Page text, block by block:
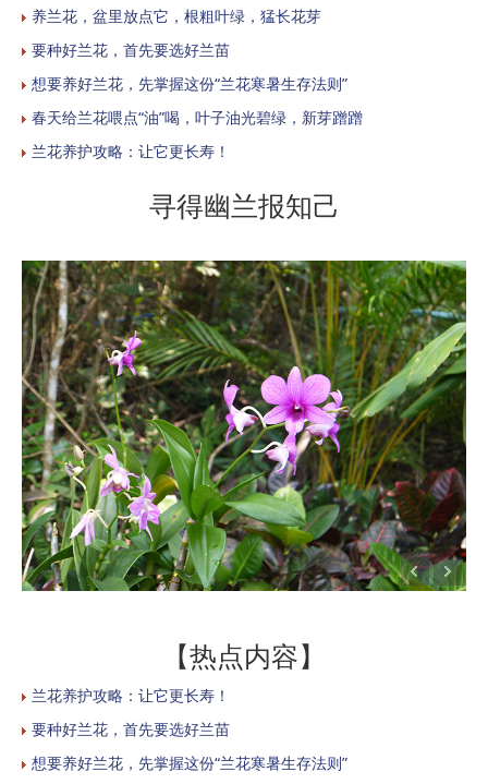
养兰花，盆里放点它，根粗叶绿，猛长花芽
要种好兰花，首先要选好兰苗
想要养好兰花，先掌握这份“兰花寒暑生存法则”
春天给兰花喂点“油”喝，叶子油光碧绿，新芽蹭蹭
兰花养护攻略：让它更长寿！
寻得幽兰报知己
【热点内容】
兰花养护攻略：让它更长寿！
要种好兰花，首先要选好兰苗
想要养好兰花，先掌握这份“兰花寒暑生存法则”